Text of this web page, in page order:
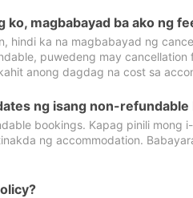
magbabayad ba ako ng
hindi ka na magbabayad ng
puwedeng may cancellation
anong dagdag na cost sa
ng isang non-refundable
bookings. Kapag pinili mong
ng accommodation.